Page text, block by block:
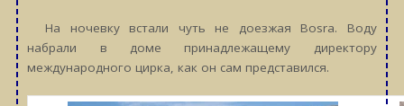
На ночевку встали чуть не доезжая Bosra. Воду
набрали в доме принадлежащему директору
международного цирка, как он сам представился.